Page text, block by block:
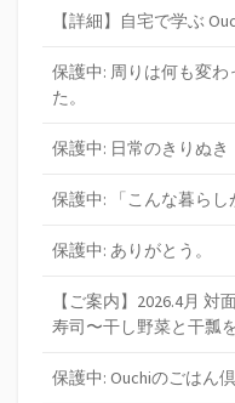
【詳細】自宅で学ぶ
保護中: 周りは何も変
た。
保護中: 日常のきりぬき
保護中: 「こんな暮ら
保護中: ありがとう。
【ご案内】2026.4月
寿司〜干し野菜と干瓢
保護中: Ouchiのごはん